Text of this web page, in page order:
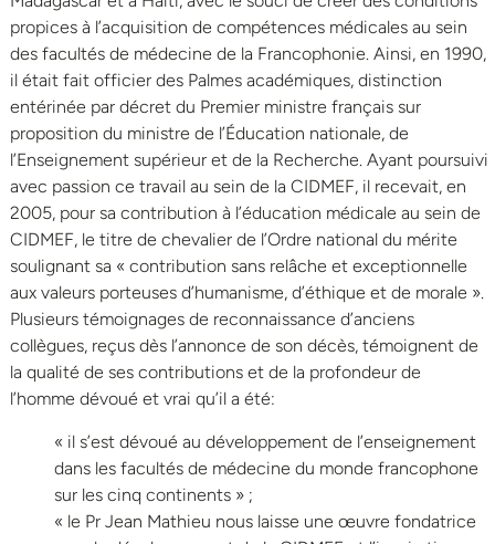
propices à l’acquisition de compétences médicales au sein
des facultés de médecine de la Francophonie. Ainsi, en 1990,
il était fait officier des Palmes académiques, distinction
entérinée par décret du Premier ministre français sur
proposition du ministre de l’Éducation nationale, de
l’Enseignement supérieur et de la Recherche. Ayant poursuivi
avec passion ce travail au sein de la CIDMEF, il recevait, en
2005, pour sa contribution à l’éducation médicale au sein de
CIDMEF, le titre de chevalier de l’Ordre national du mérite
soulignant sa « contribution sans relâche et exceptionnelle
aux valeurs porteuses d’humanisme, d’éthique et de morale ».
Plusieurs témoignages de reconnaissance d’anciens
collègues, reçus dès l’annonce de son décès, témoignent de
la qualité de ses contributions et de la profondeur de
l’homme dévoué et vrai qu’il a été:
« il s’est dévoué au développement de l’enseignement
dans les facultés de médecine du monde francophone
sur les cinq continents » ;
« le Pr Jean Mathieu nous laisse une œuvre fondatrice